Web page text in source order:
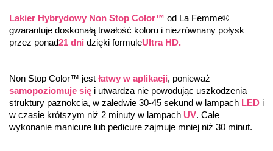
Lakier Hybrydowy Non Stop Color™ od La Femme®
gwarantuje doskonałą trwałość koloru i niezrównany połysk
przez ponad21 dni dzięki formuleUltra HD.
Non Stop Color™ jest łatwy w aplikacji
samopoziomuje się i utwardza nie powodując uszkodzenia
struktury paznokcia, w zaledwie 30-45 sekund w lampach LED i
w czasie krótszym niż 2 minuty w lampach UV. Całe
wykonanie manicure lub pedicure zajmuje mniej niż 30 minut.